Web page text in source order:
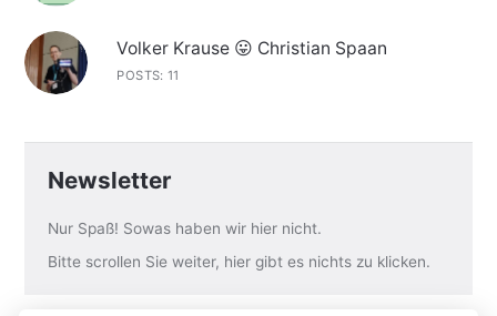
Volker Krause 😛 Christian Spaan
POSTS: 11
Newsletter
Nur Spaß! Sowas haben wir hier nicht.
Bitte scrollen Sie weiter, hier gibt es nichts zu klicken.